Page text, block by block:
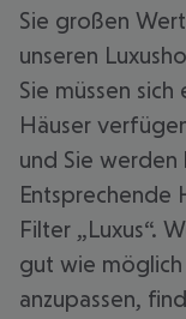
Sie großen
unseren
Sie müssen
Häuser
und Sie
Entsprechende
Filter „Luxus“.
gut wie möglich
anzupassen,